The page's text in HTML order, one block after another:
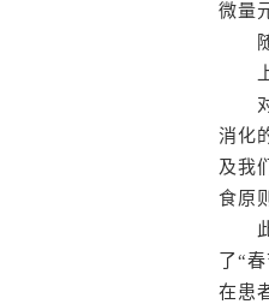
微量
随
上
对
消化
及我
食原
此
了“
在患